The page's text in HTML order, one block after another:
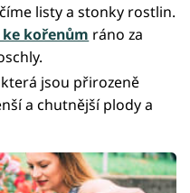
listy a stonky rostlin.
kořenům ráno za
jsou přirozeně
a chutnější plody a